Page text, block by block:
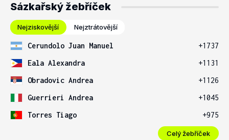
Sázkařský žebříček
Nejziskovější Nejztrátovější
Cerundolo Juan Manuel
+1737
Eala Alexandra
+1131
Obradovic Andrea
+1126
Guerrieri Andrea
+1045
Torres Tiago
+975
Celý žebříček